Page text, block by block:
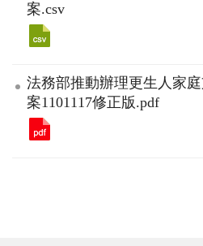
案.csv
法務部推動辦理更生人家
案1101117修正版.pdf